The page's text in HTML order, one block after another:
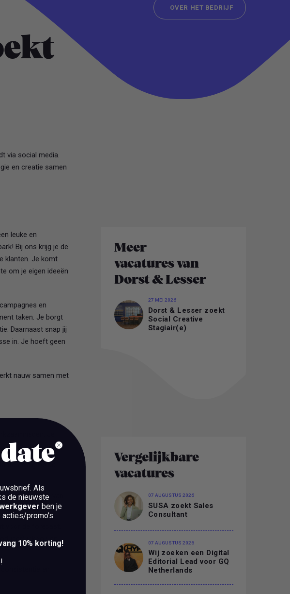
OVER HET BEDRIJF
via social media.
en creatie samen
leuke en
Bij ons krijg je de
klanten. Je komt
om je eigen ideeën
en
taken. Je borgt
Daarnaast snap jij
in. Je hoeft geen
nauw samen met
Je
tijdig op de
het proces van
voor de forecast.
inkoop en
en
Meer
vacatures van
Dorst & Lesser
27 MEI 2026
Dorst & Lesser zoekt
Social Creative
Stagiair(e)
Vergelijkbare
vacatures
07 AUGUSTUS 2026
SUSA zoekt Sales
Consultant
07 AUGUSTUS 2026
Wij zoeken een Digital
Editorial Lead voor GQ
Netherlands
Als
de nieuwste
ben je
promo's.
10% korting!